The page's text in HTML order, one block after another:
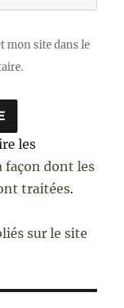
mon site dans le
les
façon dont les
traitées.
sur le site